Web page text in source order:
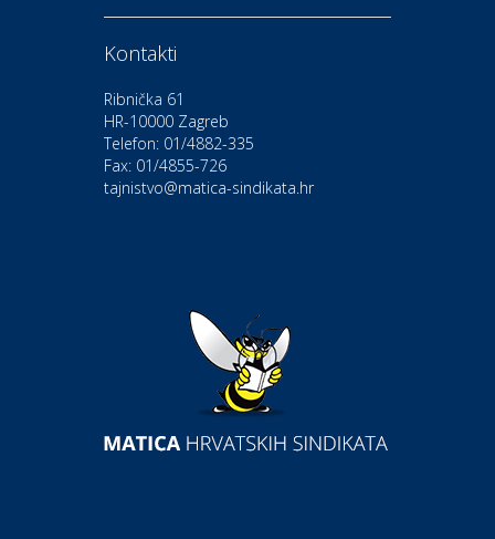
Moda i ljepota
Gastro
Hotel Bunčić Vrbovec
Izletište i vinotočje VINIA
Popusti na naočale u Optici
Aralica
Kontakti
Ribnička 61
HR-10000 Zagreb
Telefon: 01/4882-335
Fax: 01/4855-726
tajnistvo@matica-sindikata.hr